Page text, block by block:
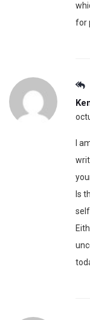
for
I
Is